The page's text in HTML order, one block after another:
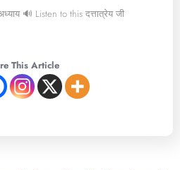
🔊 Listen to this दत्तात्रेय जी
This Article